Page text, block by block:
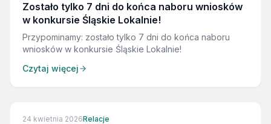
Zostało tylko 7 dni do końca naboru wniosków
w konkursie Śląskie Lokalnie!
Przypominamy: zostało tylko 7 dni do końca naboru
wniosków w konkursie Śląskie Lokalnie!
Czytaj więcej
24 kwietnia 2026Relacje